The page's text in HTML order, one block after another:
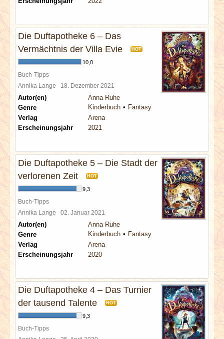
Die Duftapotheke 6 – Das
Vermächtnis der Villa Evie
HOT
10,0
Buch-Tipps
Annika Lange 18. Dezember 2021
Autor(en)
Anna Ruhe
Genre
Kinderbuch
Fantasy
Verlag
Arena
Erscheinungsjahr
2021
Die Duftapotheke 5 – Die Stadt der
verlorenen Zeit
HOT
9,3
Buch-Tipps
Annika Lange 02. Januar 2021
Autor(en)
Anna Ruhe
Genre
Kinderbuch
Fantasy
Verlag
Arena
Erscheinungsjahr
2020
Die Duftapotheke 4 – Das Turnier
der tausend Talente
HOT
9,3
Buch-Tipps